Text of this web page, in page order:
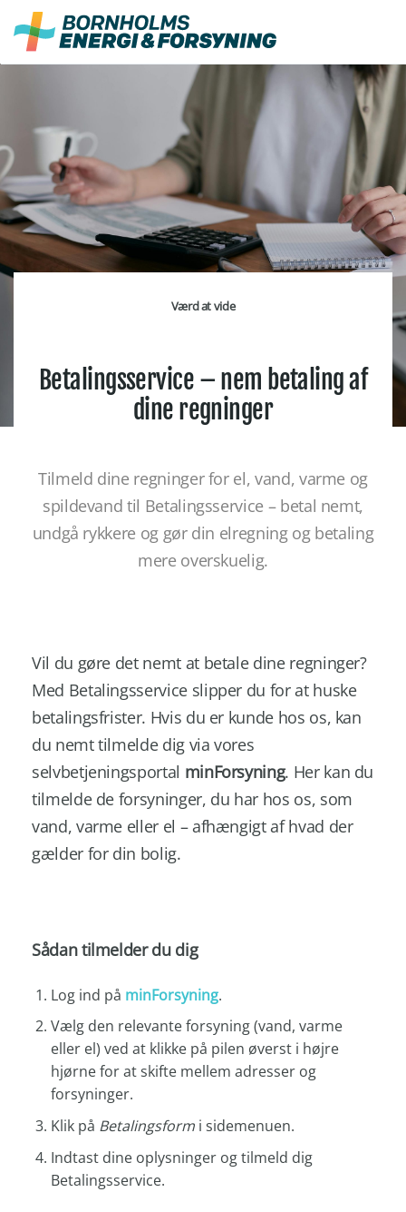
Fortsæt
indhold
Værd at vide
Betalingsservice – nem betaling af
dine regninger
Tilmeld dine regninger for el, vand, varme og
spildevand til Betalingsservice – betal nemt,
undgå rykkere og gør din elregning og betaling
mere overskuelig.
Vil du gøre det nemt at betale dine regninger?
Med Betalingsservice slipper du for at huske
betalingsfrister. Hvis du er kunde hos os, kan
du nemt tilmelde dig via vores
selvbetjeningsportal minForsyning. Her kan du
tilmelde de forsyninger, du har hos os, som
vand, varme eller el – afhængigt af hvad der
gælder for din bolig.
Sådan tilmelder du dig
Log ind på minForsyning.
Vælg den relevante forsyning (vand, varme
eller el) ved at klikke på pilen øverst i højre
hjørne for at skifte mellem adresser og
forsyninger.
Klik på Betalingsformi sidemenuen.
Indtast dine oplysninger og tilmeld dig
Betalingsservice.